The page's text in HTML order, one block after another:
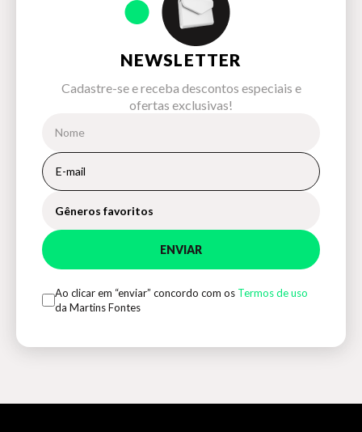
NEWSLETTER
Cadastre-se e receba descontos especiais e
ofertas exclusivas!
Gêneros favoritos
ENVIAR
Ao clicar em “enviar” concordo com os Termos de uso
da Martins Fontes